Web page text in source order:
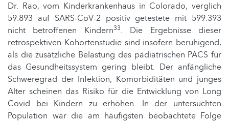
Dr. Rao, vom Kinderkrankenhaus in Colorado, verglich
59.893 auf SARS-CoV-2 positiv getestete mit 599.393
nicht betroffenen Kindern33. Die Ergebnisse dieser
retrospektiven Kohortenstudie sind insofern beruhigend,
als die zusätzliche Belastung des pädiatrischen PACS für
das Gesundheitssystem gering bleibt. Der anfängliche
Schweregrad der Infektion, Komorbiditäten und junges
Alter scheinen das Risiko für die Entwicklung von Long
Covid bei Kindern zu erhöhen. In der untersuchten
Population war die am häufigsten beobachtete Folge